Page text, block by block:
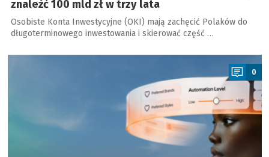
znaleźć 100 mld zł w trzy lata
Osobiste Konta Inwestycyjne (OKI) mają zachęcić Polaków do
długoterminowego inwestowania i skierować część …
a
0